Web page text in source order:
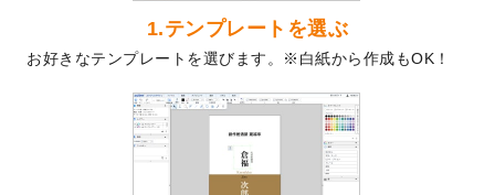
テンプレート
を公開いたしました。
なりました！
プラスチックカードのデザインテンプレー
トを追加しました。
回数券のデザインテンプレート
した。
1.テンプレートを選ぶ
お好きなテンプレートを選びます。※白紙から作成もOK！